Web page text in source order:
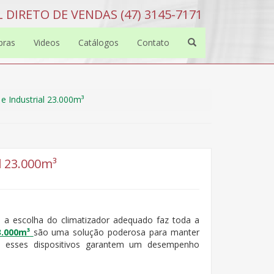
DIRETO DE VENDAS (47) 3145-7171
Videos Catálogos Contato
Industrial 23.000m³
escolha do climatizador adequado faz toda a
são uma solução poderosa para manter
dispositivos garantem um desempenho